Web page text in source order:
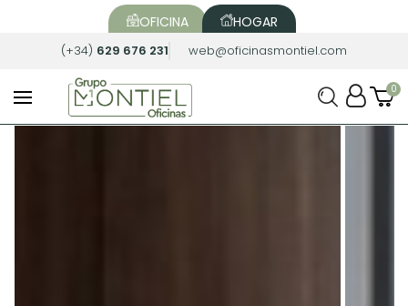
OFICINA HOGAR
(+34) 629 676 231 web@oficinasmontiel.com